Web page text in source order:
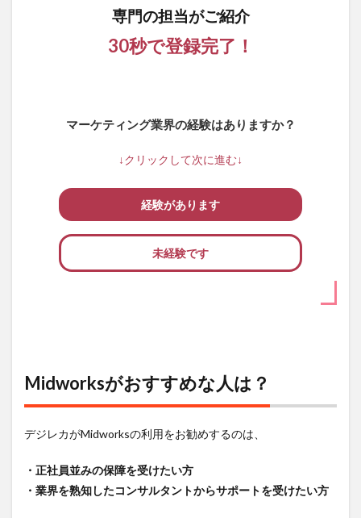
専門の担当がご紹介
30秒で登録完了！
マーケティング業界の経験はありますか？
↓クリックして次に進む↓
経験があります
未経験です
Midworksがおすすめな人は？
デジレカがMidworksの利用をお勧めするのは、
・正社員並みの保障を受けたい方
・業界を熟知したコンサルタントからサポートを受けたい方